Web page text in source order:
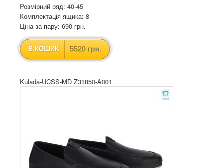
Розмірний ряд: 40-45
Комплектація ящика: 8
Ціна за пару: 690 грн.
В КОШИК 5520 грн.
Kulada-UCSS-MD Z31850-A001